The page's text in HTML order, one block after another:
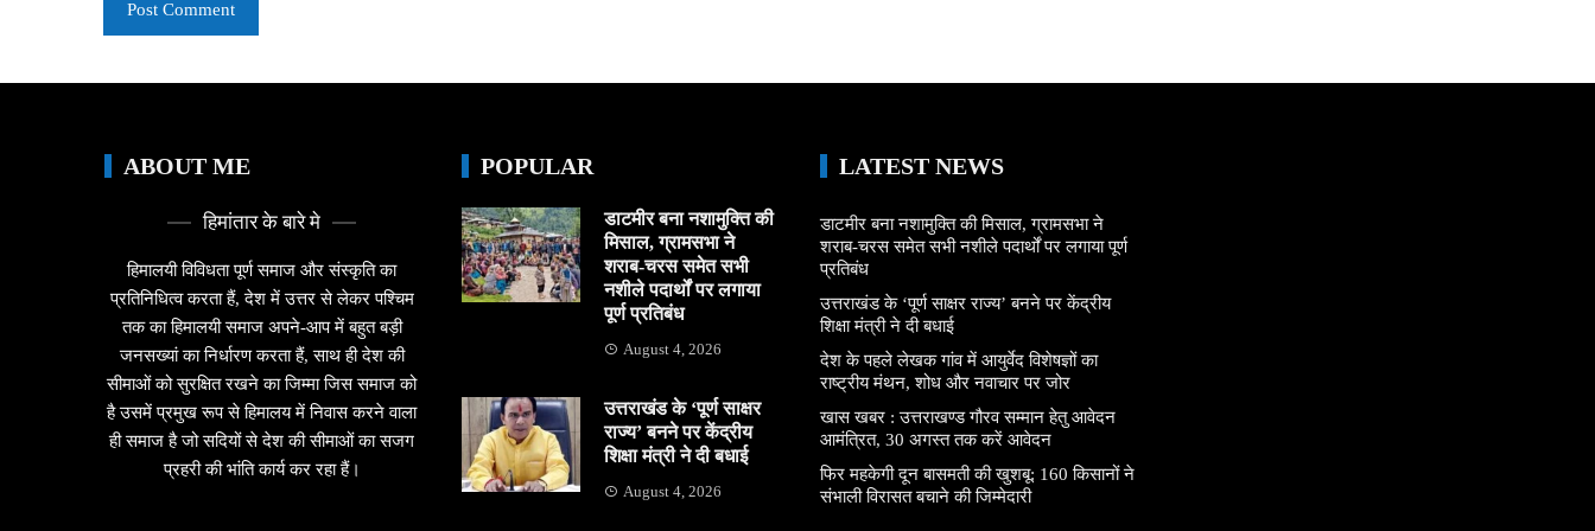
ABOUT ME
हिमांतार के बारे मे
हिमालयी विविधता पूर्ण समाज और संस्कृति का
प्रतिनिधित्व करता हैं, देश में उत्तर से लेकर पश्चिम
तक का हिमालयी समाज अपने-आप में बहुत बड़ी
जनसख्यां का निर्धारण करता हैं, साथ ही देश की
सीमाओं को सुरक्षित रखने का जिम्मा जिस समाज को
है उसमें प्रमुख रूप से हिमालय में निवास करने वाला
ही समाज है जो सदियों से देश की सीमाओं का सजग
प्रहरी की भांति कार्य कर रहा हैं।
POPULAR
डाटमीर बना नशामुक्ति की
मिसाल, ग्रामसभा ने
शराब-चरस समेत सभी
नशीले पदार्थों पर लगाया
पूर्ण प्रतिबंध
August 4, 2026
उत्तराखंड के ‘पूर्ण साक्षर
राज्य’ बनने पर केंद्रीय
शिक्षा मंत्री ने दी बधाई
August 4, 2026
LATEST NEWS
डाटमीर बना नशामुक्ति की मिसाल, ग्रामसभा ने
शराब-चरस समेत सभी नशीले पदार्थों पर लगाया पूर्ण
प्रतिबंध
उत्तराखंड के ‘पूर्ण साक्षर राज्य’ बनने पर केंद्रीय
शिक्षा मंत्री ने दी बधाई
देश के पहले लेखक गांव में आयुर्वेद विशेषज्ञों का
राष्ट्रीय मंथन, शोध और नवाचार पर जोर
खास खबर : उत्तराखण्ड गौरव सम्मान हेतु आवेदन
आमंत्रित, 30 अगस्त तक करें आवेदन
फिर महकेगी दून बासमती की खुशबू: 160 किसानों ने
संभाली विरासत बचाने की जिम्मेदारी